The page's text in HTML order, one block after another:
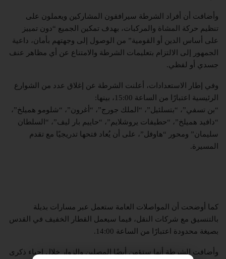
وأضافت أن أفراد الشرطة سيرافقون المشاركين ويعملون على
تنظيم حركة المشاة والمركبات، بهدف تمكين الجميع “دون تمييز
على أساس الدين أو القومية” من الوصول إلى وجهتهم بأمان، داعية
الجمهور إلى الالتزام بتعليمات الشرطة والامتناع عن أي مظاهر عنف
جسدي أو لفظي.
وفي إطار الاستعدادات، أعلنت الشرطة عن إغلاق عدد من الشوارع
الرئيسية اعتبارًا من الساعة 15:00، بينها:
“بن تسفي”، “بتسلئيل”، “الملك جورج”، “أغرون”، “شلومو هميلخ”،
“دافيد هميلخ”، “حطيفات يروشلايم”، “حاييم بار ليف”، “السلطان
سليمان” ومحور “هاوفل”، على أن يُعاد فتحها تدريجيًا مع تقدم
المسيرة.
كما أوضحت أن المواصلات العامة ستعمل عبر مسارات بديلة
بالتنسيق مع شركات النقل، فيما سيعمل
القطار الخفيف في القدس
بصيغة محدودة اعتبارًا من الساعة 14:00.
وأضافت الشرطة أنها ستؤمن أيضًا المصلين والزوار خلال إحياء ذكرى